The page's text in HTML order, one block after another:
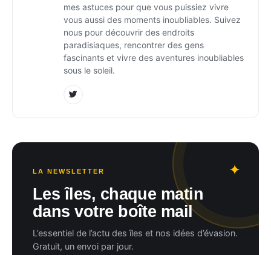
mes astuces pour que vous puissiez vivre
vous aussi des moments inoubliables. Suivez
nous pour découvrir des endroits
paradisiaques, rencontrer des gens
fascinants et vivre des aventures inoubliables
sous le soleil.
LA NEWSLETTER
Les îles, chaque matin
dans votre boîte mail
L’essentiel de l’actu des îles et nos idées d’évasion.
Gratuit, un envoi par jour.